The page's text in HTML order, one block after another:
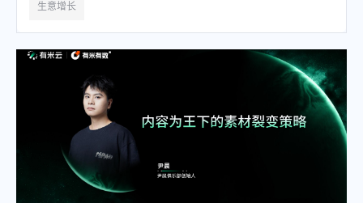
生意增长